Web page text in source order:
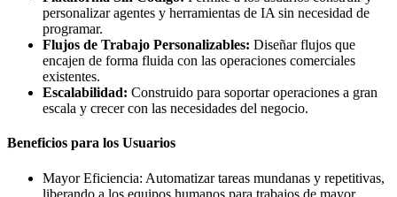
personalizar agentes y herramientas de IA sin necesidad de
programar.
Flujos de Trabajo Personalizables: Diseñar flujos que
encajen de forma fluida con las operaciones comerciales
existentes.
Escalabilidad: Construido para soportar operaciones a gran
escala y crecer con las necesidades del negocio.
Beneficios para los Usuarios
Mayor Eficiencia: Automatizar tareas mundanas y repetitivas,
liberando a los equipos humanos para trabajos de mayor